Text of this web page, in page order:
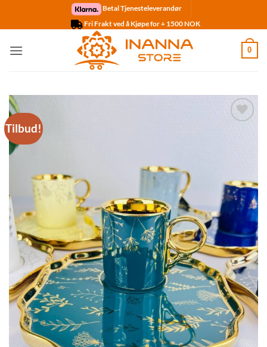
Betal Tjenesteleverandør
Fri Frakt ved å Kjøpe for + 1500 NOK
0
Tilbud!